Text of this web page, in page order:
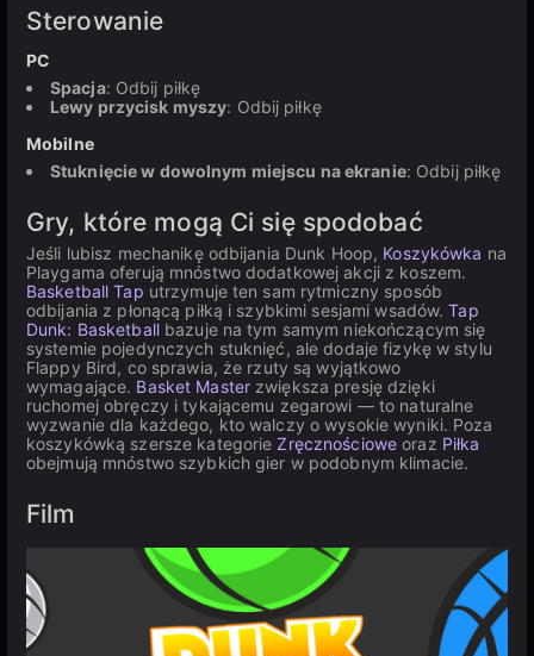
Sterowanie
PC
Spacja: Odbij piłkę
Lewy przycisk myszy: Odbij piłkę
Mobilne
Stuknięcie w dowolnym miejscu na ekranie: Odbij piłkę
Gry, które mogą Ci się spodobać
Jeśli lubisz mechanikę odbijania Dunk Hoop, Koszykówka na
Playgama oferują mnóstwo dodatkowej akcji z koszem.
Basketball Tap utrzymuje ten sam rytmiczny sposób
odbijania z płonącą piłką i szybkimi sesjami wsadów.Tap
Dunk: Basketballbazuje na tym samym niekończącym się
systemie pojedynczych stuknięć, ale dodaje fizykę w stylu
Flappy Bird, co sprawia, że rzuty są wyjątkowo
wymagające. Basket Master zwiększa presję dzięki
ruchomej obręczy i tykającemu zegarowi — to naturalne
wyzwanie dla każdego, kto walczy o wysokie wyniki. Poza
koszykówką szersze kategorieZręcznościowe oraz Piłka
obejmują mnóstwo szybkich gier w podobnym klimacie.
Film